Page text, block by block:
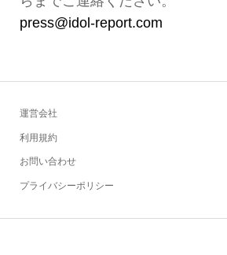
press@idol-report.com
運営会社
利用規約
お問い合わせ
プライバシーポリシー